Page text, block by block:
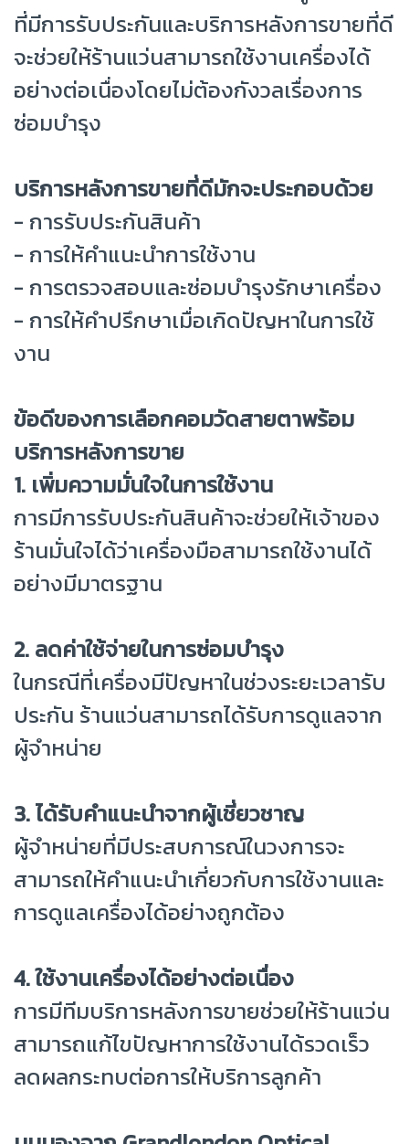
ที่มีการรับประกันและบริการหลังการขายที่ดี
จะช่วยให้ร้านแว่นสามารถใช้งานเครื่องได้
อย่างต่อเนื่องโดยไม่ต้องกังวลเรื่องการ
ซ่อมบำรุง
บริการหลังการขายที่ดีมักจะประกอบด้วย
- การรับประกันสินค้า
- การให้คำแนะนำการใช้งาน
- การตรวจสอบและซ่อมบำรุงรักษาเครื่อง
- การให้คำปรึกษาเมื่อเกิดปัญหาในการใช้
งาน
ข้อดีของการเลือกคอมวัดสายตาพร้อม
บริการหลังการขาย
1. เพิ่มความมั่นใจในการใช้งาน
การมีการรับประกันสินค้าจะช่วยให้เจ้าของ
ร้านมั่นใจได้ว่าเครื่องมือสามารถใช้งานได้
อย่างมีมาตรฐาน
2. ลดค่าใช้จ่ายในการซ่อมบำรุง
ในกรณีที่เครื่องมีปัญหาในช่วงระยะเวลารับ
ประกัน ร้านแว่นสามารถได้รับการดูแลจาก
ผู้จำหน่าย
3. ได้รับคำแนะนำจากผู้เชี่ยวชาญ
ผู้จำหน่ายที่มีประสบการณ์ในวงการจะ
สามารถให้คำแนะนำเกี่ยวกับการใช้งานและ
การดูแลเครื่องได้อย่างถูกต้อง
4. ใช้งานเครื่องได้อย่างต่อเนื่อง
การมีทีมบริการหลังการขายช่วยให้ร้านแว่น
สามารถแก้ไขปัญหาการใช้งานได้รวดเร็ว
ลดผลกระทบต่อการให้บริการลูกค้า